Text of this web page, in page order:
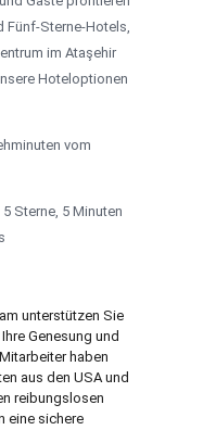
Fünf-Sterne-Hotels,
im Ataşehir
Hoteloptionen
vom
5 Sterne, 5 Minuten
unterstützen Sie
Genesung und
haben
aus den USA und
reibungslosen
eine sichere